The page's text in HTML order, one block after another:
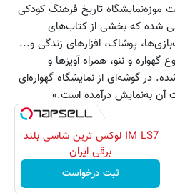
موزه‌نمایشگاه تاریخ فرهنگ کودکی
شده که بخشی از کتاب‌های
پوشاک، افزارهای زندگی و...
و ننو، همراه آویزها و
در گوشه‌ای از نمایشگاه گهواره‌ای
آن به‌نمایش درآمده است.»
IM LS7 لوکس ترین شاسی بلند
برقی ایران
ثبت درخواست